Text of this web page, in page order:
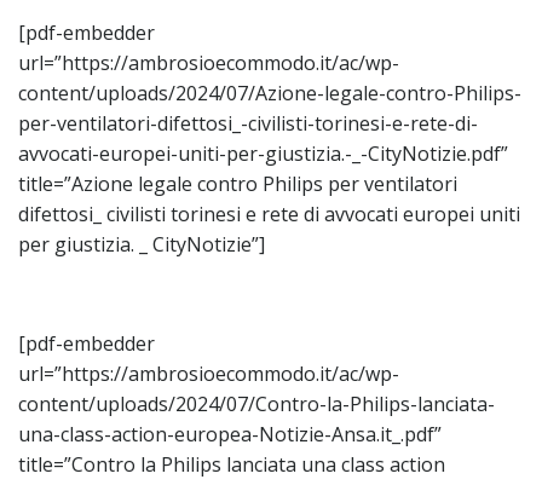
[pdf-embedder
url=”https://ambrosioecommodo.it/ac/wp-
content/uploads/2024/07/Azione-legale-contro-Philips-
per-ventilatori-difettosi_-civilisti-torinesi-e-rete-di-
avvocati-europei-uniti-per-giustizia.-_-CityNotizie.pdf”
title=”Azione legale contro Philips per ventilatori
difettosi_ civilisti torinesi e rete di avvocati europei uniti
per giustizia. _ CityNotizie”]
[pdf-embedder
url=”https://ambrosioecommodo.it/ac/wp-
content/uploads/2024/07/Contro-la-Philips-lanciata-
una-class-action-europea-Notizie-Ansa.it_.pdf”
title=”Contro la Philips lanciata una class action